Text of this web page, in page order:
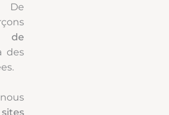
De
de
des
sites